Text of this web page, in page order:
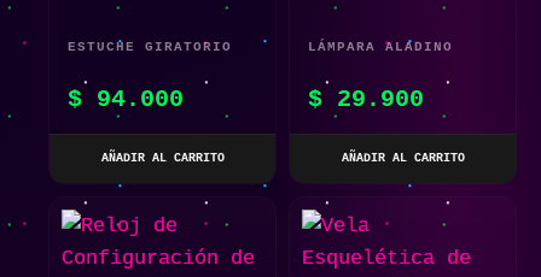
ESTUCHE GIRATORIO
PARA TARJETAS DE
JUEGO NINTENDO
$ 94.000
AÑADIR AL CARRITO
LÁMPARA ALADINO
DECORACIÓN EUROPEA
VINTAGE
$ 29.900
AÑADIR AL CARRITO